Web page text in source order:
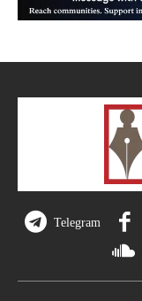
Telegram